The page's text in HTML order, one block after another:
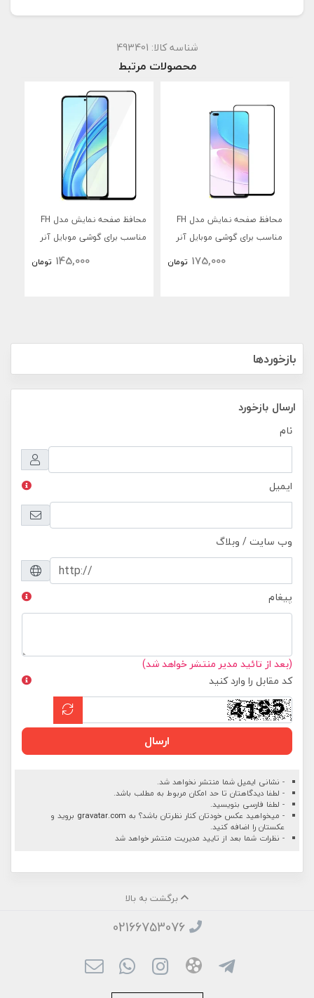
شناسه کالا: 493401
محصولات مرتبط
محافظ صفحه نمایش مدل FH
مناسب برای گوشی موبایل آنر
175,000 تومان
محافظ صفحه نمایش مدل FH
مناسب برای گوشی موبایل آنر
145,000 تومان
بازخوردها
ارسال بازخورد
نام
ایمیل
وب سایت / وبلاگ
پیغام
(بعد از تائید مدیر منتشر خواهد شد)
کد مقابل را وارد کنید
ارسال
- نشانی ایمیل شما منتشر نخواهد شد.
- لطفا دیدگاهتان تا حد امکان مربوط به مطلب باشد.
- لطفا فارسی بنویسید.
- میخواهید عکس خودتان کنار نظرتان باشد؟ به gravatar.com بروید و
عکستان را اضافه کنید.
- نظرات شما بعد از تایید مدیریت منتشر خواهد شد
برگشت به بالا
02166753076